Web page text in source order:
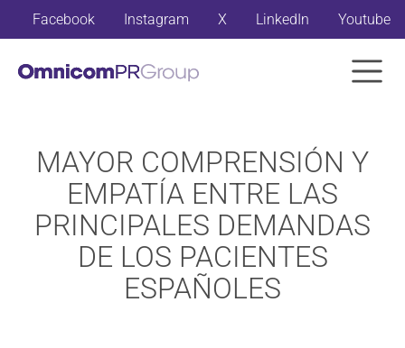
Facebook Instagram X LinkedIn Youtube
MAYOR COMPRENSIÓN Y
EMPATÍA ENTRE LAS
PRINCIPALES DEMANDAS
DE LOS PACIENTES
ESPAÑOLES